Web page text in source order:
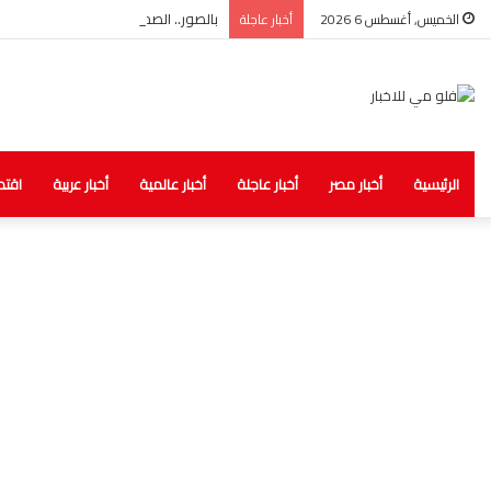
الخميس, أغسطس 6 2026 أخبار عاجلة بالصور.. الصحة: ضبط مخزن غير مرخص
الرئيسية أخبار مصر أخبار عاجلة أخبار عالمية أخبار عربية